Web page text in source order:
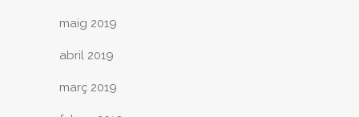
maig 2019
abril 2019
març 2019